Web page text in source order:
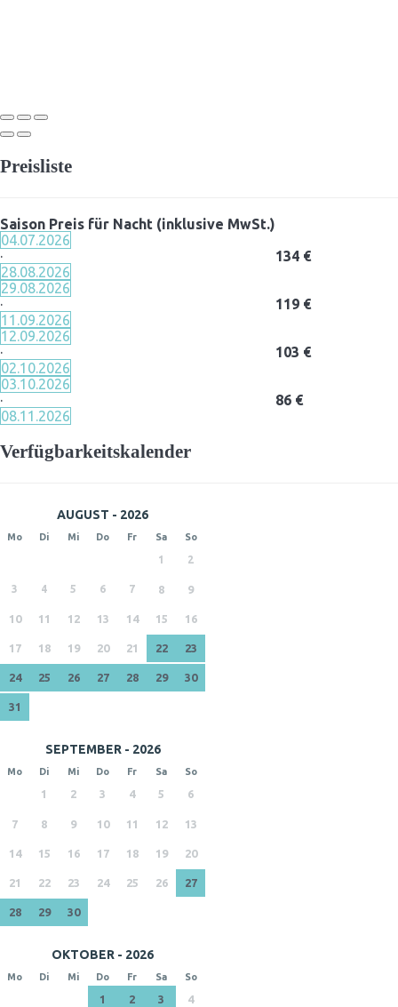
Preisliste
Saison Preis für Nacht (inklusive MwSt.)
04.07.2026
·
28.08.2026
134 €
29.08.2026
·
11.09.2026
119 €
12.09.2026
·
02.10.2026
103 €
03.10.2026
·
08.11.2026
86 €
Verfügbarkeitskalender
AUGUST - 2026
Mo Di Mi Do Fr Sa So
1 2
3 4 5 6 7 8 9
10 11 12 13 14 15 16
17 18 19 20 21 22 23
24 25 26 27 28 29 30
31
SEPTEMBER - 2026
Mo Di Mi Do Fr Sa So
1 2 3 4 5 6
7 8 9 10 11 12 13
14 15 16 17 18 19 20
21 22 23 24 25 26 27
28 29 30
OKTOBER - 2026
Mo Di Mi Do Fr Sa So
1 2 3 4